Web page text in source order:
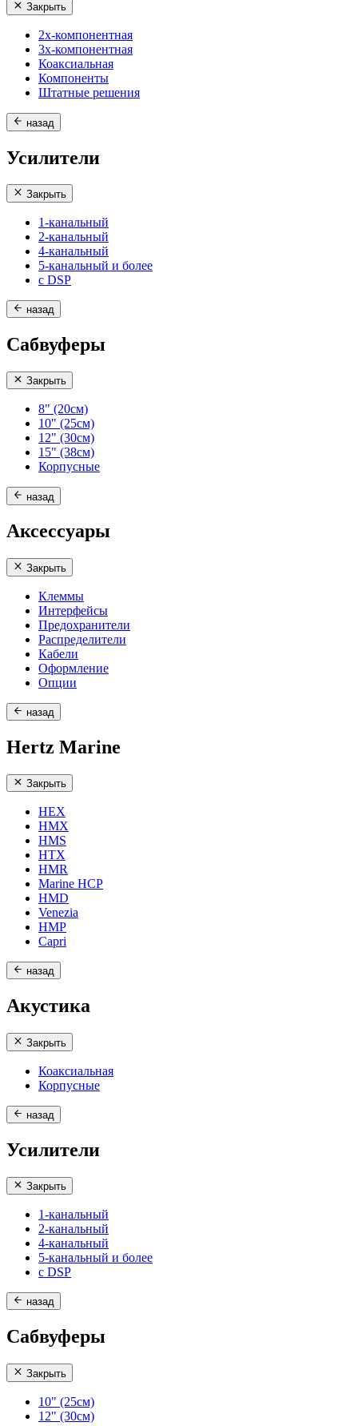
Закрыть
2х-компонентная
3х-компонентная
Коаксиальная
Компоненты
Штатные решения
назад
Усилители
Закрыть
1-канальный
2-канальный
4-канальный
5-канальный и более
с DSP
назад
Сабвуферы
Закрыть
8" (20см)
10" (25см)
12" (30см)
15" (38см)
Корпусные
назад
Аксессуары
Закрыть
Клеммы
Интерфейсы
Предохранители
Распределители
Кабели
Оформление
Опции
назад
Hertz Marine
Закрыть
HEX
HMX
HMS
HTX
HMR
Marine HCP
HMD
Venezia
HMP
Capri
назад
Акустика
Закрыть
Коаксиальная
Корпусные
назад
Усилители
Закрыть
1-канальный
2-канальный
4-канальный
5-канальный и более
с DSP
назад
Сабвуферы
Закрыть
10" (25см)
12" (30см)